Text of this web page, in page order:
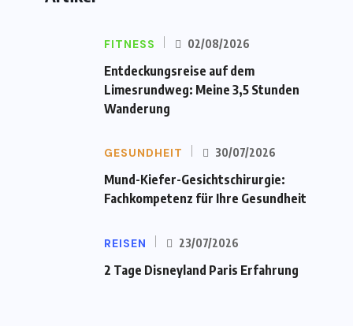
FITNESS 02/08/2026
Entdeckungsreise auf dem
Limesrundweg: Meine 3,5 Stunden
Wanderung
GESUNDHEIT 30/07/2026
Mund-Kiefer-Gesichtschirurgie:
Fachkompetenz für Ihre Gesundheit
REISEN 23/07/2026
2 Tage Disneyland Paris Erfahrung